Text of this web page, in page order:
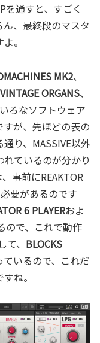
を通すと、すごく
、最終段のマスタ
。
MK2、
VINTAGE ORGANS、
ろなソフトウェア
が、先ほどの表の
り、MASSIVE以外
れているのが分かり
事前にREAKTOR
要があるのです
6 PLAYERおよ
ので、これで動作
、 BLOCKS
いるので、これだ
ね。